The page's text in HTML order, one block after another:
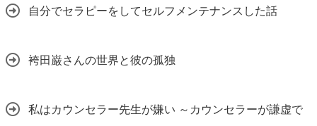
自分でセラピーをしてセルフメンテナンスした話
袴田巌さんの世界と彼の孤独
私はカウンセラー先生が嫌い ～カウンセラーが謙虚で